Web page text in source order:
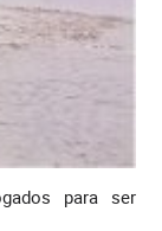
para ser